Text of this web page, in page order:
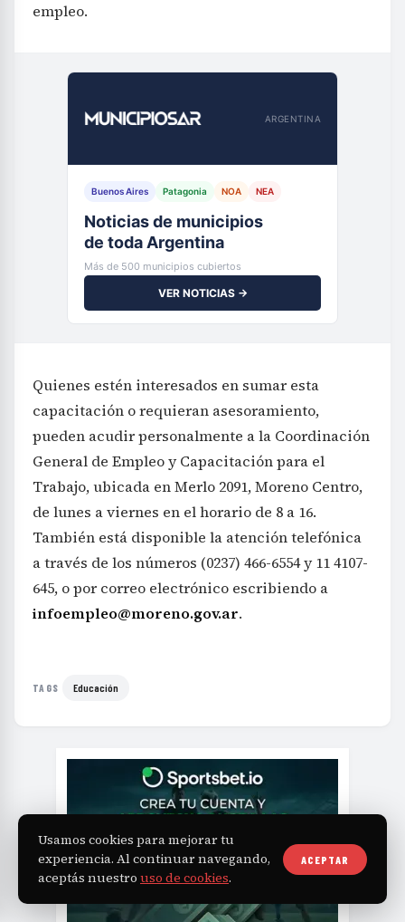
empleo.
ARGENTINA
Buenos Aires Patagonia NOA NEA
Noticias de municipios
de toda Argentina
Más de 500 municipios cubiertos
VER NOTICIAS →
Quienes estén interesados en sumar esta
capacitación o requieran asesoramiento,
pueden acudir personalmente a la Coordinación
General de Empleo y Capacitación para el
Trabajo, ubicada en Merlo 2091, Moreno Centro,
de lunes a viernes en el horario de 8 a 16.
También está disponible la atención telefónica
a través de los números (0237) 466-6554 y 11 4107-
645, o por correo electrónico escribiendo a
infoempleo@moreno.gov.ar.
TAGS Educación
Usamos cookies para mejorar tu
experiencia. Al continuar navegando,
aceptás nuestro uso de cookies.
ACEPTAR